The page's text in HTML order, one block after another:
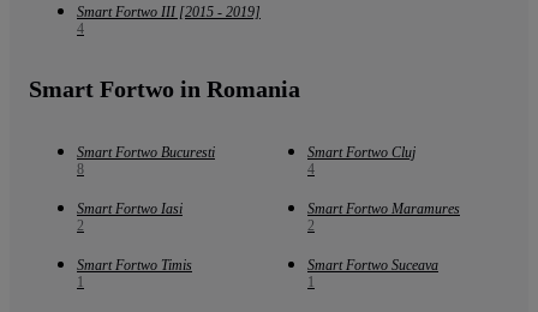
Smart Fortwo III [2015 - 2019]
4
Smart Fortwo in Romania
Smart Fortwo Bucuresti
8
Smart Fortwo Cluj
4
Smart Fortwo Iasi
2
Smart Fortwo Maramures
2
Smart Fortwo Timis
1
Smart Fortwo Suceava
1